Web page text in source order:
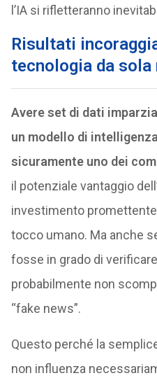
l’IA si rifletteranno
Risultati
tecnologia da sola
Avere set di dati
un modello di
sicuramente uno dei
il potenziale vantaggio
investimento
tocco umano. Ma anche
fosse in grado di
probabilmente non
“fake news”.
Questo perché la
non influenza